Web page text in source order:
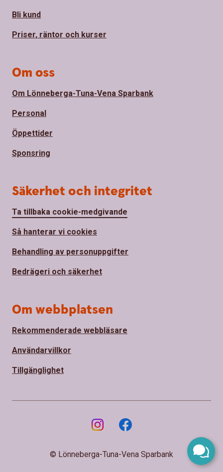
Bli kund
Priser, räntor och kurser
Om oss
Om Lönneberga-Tuna-Vena Sparbank
Personal
Öppettider
Sponsring
Säkerhet och integritet
Ta tillbaka cookie-medgivande
Så hanterar vi cookies
Behandling av personuppgifter
Bedrägeri och säkerhet
Om webbplatsen
Rekommenderade webbläsare
Användarvillkor
Tillgänglighet
© Lönneberga-Tuna-Vena Sparbank